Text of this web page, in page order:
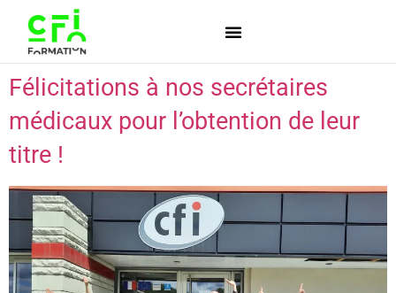
Félicitations à nos secrétaires
médicaux pour l’obtention de leur
titre !